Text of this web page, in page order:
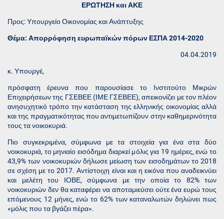
ΕΡΩΤΗΣΗ και ΑΚΕ
Προς: Υπουργείο Οικονομίας και Ανάπτυξης
Θέμα: Απορρόφηση ευρωπαϊκών πόρων ΕΣΠΑ 2014-2020
04.04.2019
κ. Υπουργέ,
πρόσφατη έρευνα που παρουσίασε το Ινστιτούτο Μικρών
Επιχειρήσεων της ΓΣΕΒΕΕ (ΙΜΕ ΓΣΕΒΕΕ), απεικονίζει με τον πλέον
ανησυχητικό τρόπο την κατάσταση της ελληνικής οικονομίας αλλά
και της πραγματικότητας που αντιμετωπίζουν στην καθημερινότητα
τους τα νοικοκυριά.
Πιο συγκεκριμένα, σύμφωνα με τα στοιχεία για ένα στα δύο
νοικοκυριά, το μηνιαίο εισόδημα διαρκεί μόλις για 19 ημέρες, ενώ το
43,9% των νοικοκυριών δήλωσε μείωση των εισοδημάτων το 2018
σε σχέση με το 2017. Αντίστοιχη είναι και η εικόνα που αναδεικνύει
και μελέτη του ΙΟΒΕ, σύμφωνα με την οποία το 82% των
νοικοκυριών δεν θα καταφέρει να αποταμιεύσει ούτε ένα ευρώ τους
επόμενους 12 μήνες, ενώ το 62% των καταναλωτών δηλώνει πως
«μόλις που τα βγάζει πέρα».